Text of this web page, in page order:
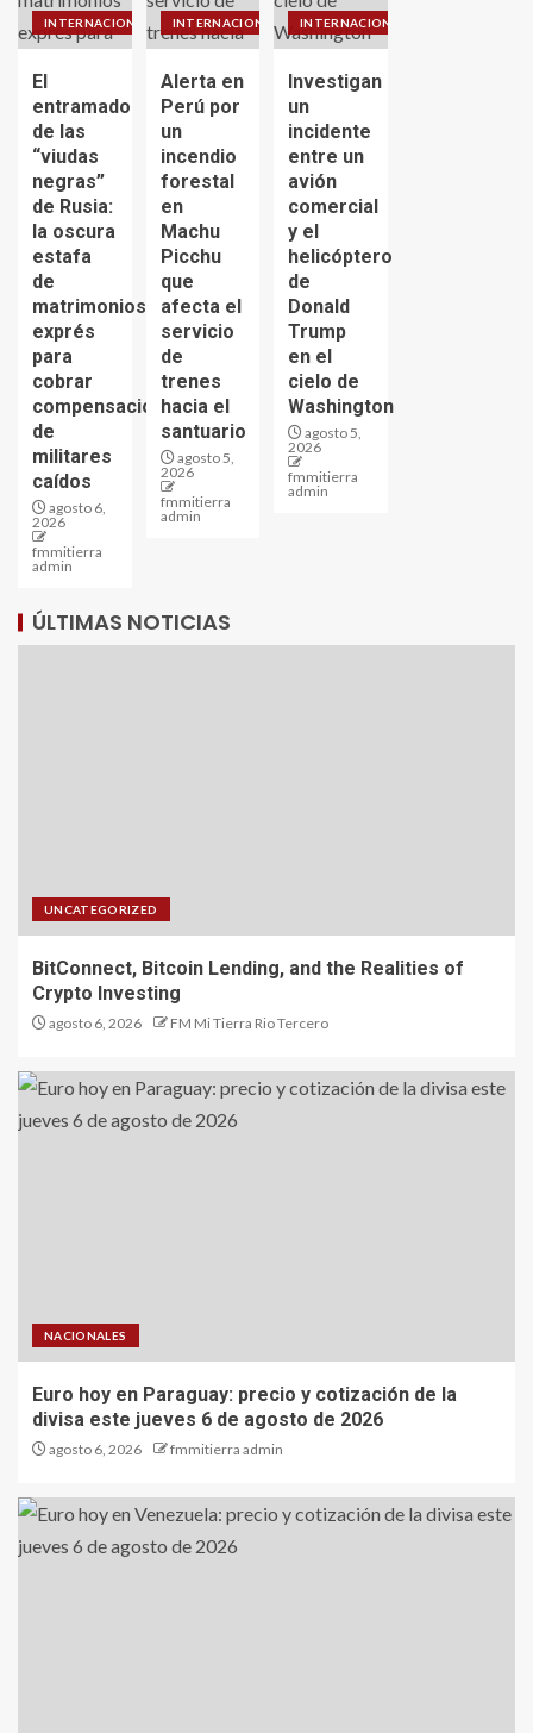
INTERNACIONALES
El
entramado
de las
“viudas
negras”
de Rusia:
la oscura
estafa
de
matrimonios
exprés
para
cobrar
compensaciones
de
militares
caídos
agosto 6,
2026
fmmitierra
admin
INTERNACIONALES
Alerta en
Perú por
un
incendio
forestal
en
Machu
Picchu
que
afecta el
servicio
de
trenes
hacia el
santuario
agosto 5,
2026
fmmitierra
admin
INTERNACIONALES
Investigan
un
incidente
entre un
avión
comercial
y el
helicóptero
de
Donald
Trump
en el
cielo de
Washington
agosto 5,
2026
fmmitierra
admin
ÚLTIMAS NOTICIAS
UNCATEGORIZED
BitConnect, Bitcoin Lending, and the Realities of
Crypto Investing
agosto 6, 2026 FM Mi Tierra Rio Tercero
NACIONALES
Euro hoy en Paraguay: precio y cotización de la
divisa este jueves 6 de agosto de 2026
agosto 6, 2026 fmmitierra admin